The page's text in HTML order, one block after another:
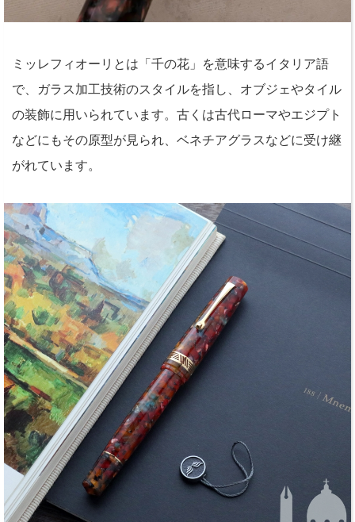
ミッレフィオーリとは「千の花」を意味するイタリア語
で、ガラス加工技術のスタイルを指し、オブジェやタイル
の装飾に用いられています。古くは古代ローマやエジプト
などにもその原型が見られ、ベネチアグラスなどに受け継
がれています。